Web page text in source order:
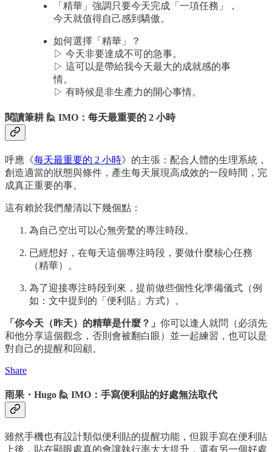
「精華」強調只要今天完成「一項任務」，
今天就值得自己感到驕傲。
如何選擇「精華」？
▷ 今天非要達成不可的急事。
▷ 這可以是帶給我今天最大的成就感的事
情。
▷ 有時候是非生產力的開心事情。
閱讀筆耕 🙋 IMO：每天最重要的 2 小時
呼應《每天最重要的 2 小時》的主張：配合人體的生理系統，
創造適當的狀態與條件，產生每天展現高成效的一段時間，完
成真正重要的事。
這有賴於我們釐清以下幾個點：
為自己空出可以心無旁騖的專注時段。
已經想好，在每天這個專注時段，要做什麼核心任務
（精華）。
為了迎接專注時段到來，提前做些個性化準備儀式（例
如：文中提到的「便利貼」方式）。
「你今天（昨天）的精華是什麼？」 你可以逢人就問（必須先
和他分享這個觀念，否則會被翻白眼）並一起練習，也可以是
對自己的提醒和回顧。
Share
雨果・Hugo 🙋 IMO：手寫便利貼的好處無法取代
雖然手機也有設計類似便利貼的提醒功能，但親手寫在便利貼
上後，貼在顯眼處真的會讓執行率大大提升，還有另一個好處